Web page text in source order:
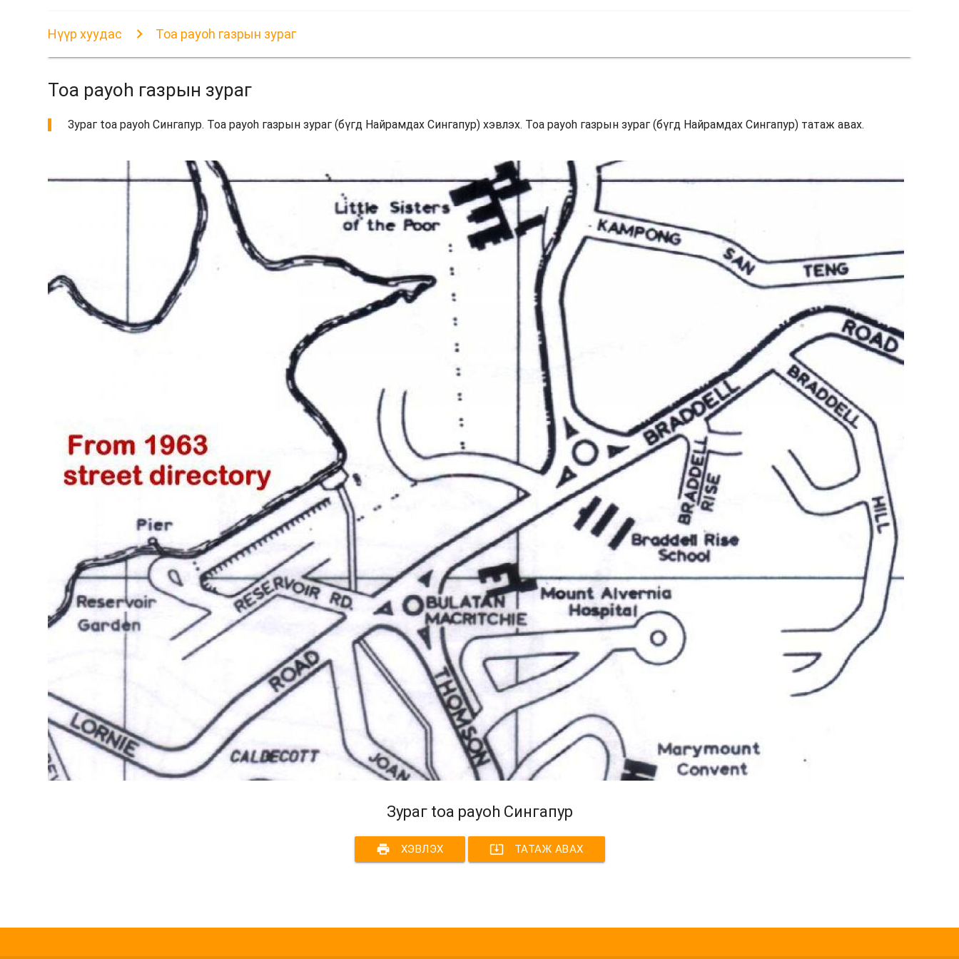
Нүүр хуудас Toa payoh газрын зураг
Toa payoh газрын зураг
Зураг toa payoh Сингапур. Toa payoh газрын зураг (бүгд Найрамдах Сингапур) хэвлэх. Toa payoh газрын зураг (бүгд Найрамдах Сингапур) татаж авах.
Зураг toa payoh Сингапур
print ХЭВЛЭХ system_update_alt ТАТАЖ АВАХ